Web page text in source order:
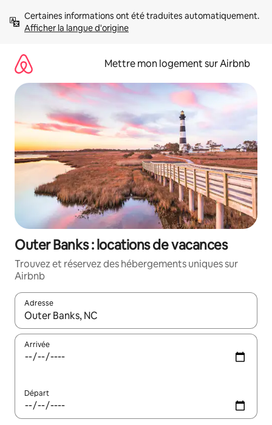
directement
Afficher la langue d'origine
Mettre mon logement sur Airbnb
Outer Banks : locations de vacances
Trouvez et réservez des hébergements uniques sur
Airbnb
Adresse
Lorsque les résultats s'affichent, utilisez les flèches vers le
Arrivée
Départ